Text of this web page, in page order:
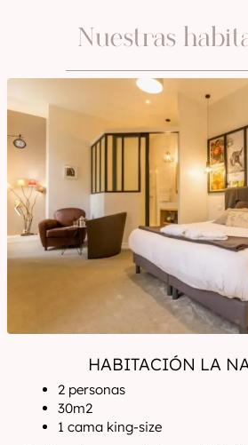
Nuestras
HABITACIÓN LA
2 personas
30m2
1 cama king-size